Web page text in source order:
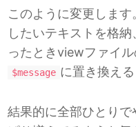
このように変更します
したいテキストを格
ったときviewファイ
$message に置き換え
結果的に全部ひとり